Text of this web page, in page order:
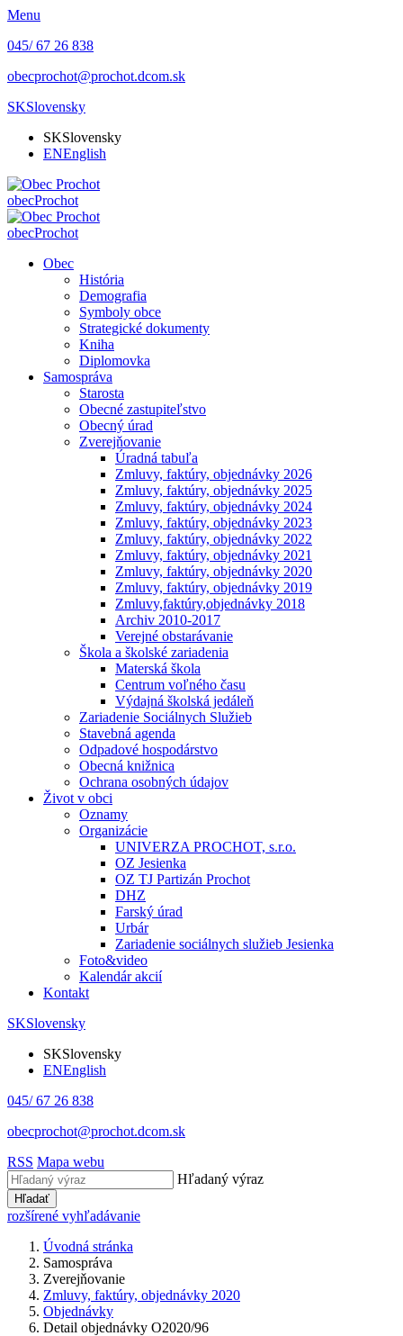
Menu
045/ 67 26 838
obecprochot@prochot.dcom.sk
SKSlovensky
SKSlovensky
ENEnglish
obecProchot
obecProchot
Obec
História
Demografia
Symboly obce
Strategické dokumenty
Kniha
Diplomovka
Samospráva
Starosta
Obecné zastupiteľstvo
Obecný úrad
Zverejňovanie
Úradná tabuľa
Zmluvy, faktúry, objednávky 2026
Zmluvy, faktúry, objednávky 2025
Zmluvy, faktúry, objednávky 2024
Zmluvy, faktúry, objednávky 2023
Zmluvy, faktúry, objednávky 2022
Zmluvy, faktúry, objednávky 2021
Zmluvy, faktúry, objednávky 2020
Zmluvy, faktúry, objednávky 2019
Zmluvy,faktúry,objednávky 2018
Archiv 2010-2017
Verejné obstarávanie
Škola a školské zariadenia
Materská škola
Centrum voľného času
Výdajná školská jedáleň
Zariadenie Sociálnych Služieb
Stavebná agenda
Odpadové hospodárstvo
Obecná knižnica
Ochrana osobných údajov
Život v obci
Oznamy
Organizácie
UNIVERZA PROCHOT, s.r.o.
OZ Jesienka
OZ TJ Partizán Prochot
DHZ
Farský úrad
Urbár
Zariadenie sociálnych služieb Jesienka
Foto&video
Kalendár akcií
Kontakt
SKSlovensky
SKSlovensky
ENEnglish
045/ 67 26 838
obecprochot@prochot.dcom.sk
RSS Mapa webu
Hľadaný výraz
Hľadať
rozšírené vyhľadávanie
Úvodná stránka
Samospráva
Zverejňovanie
Zmluvy, faktúry, objednávky 2020
Objednávky
Detail objednávky O2020/96